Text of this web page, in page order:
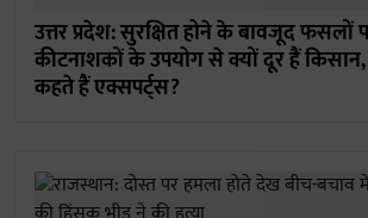
उत्तर प्रदेश: सुरक्षित होने के बावजूद फसलों
कीटनाशकों के उपयोग से क्यों दूर हैं किसान,
कहते हैं एक्सपर्ट्स?